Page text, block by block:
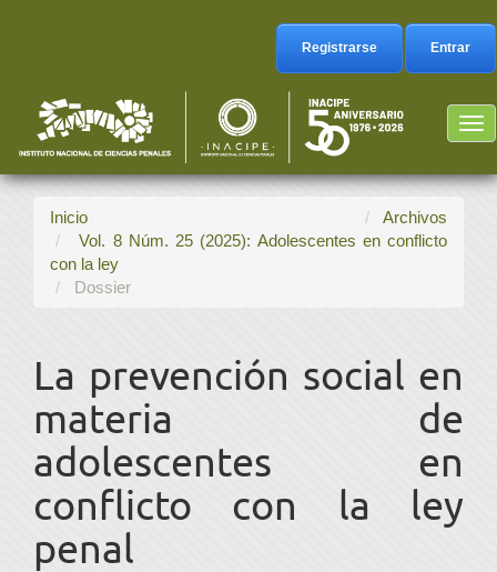
Barra
lateral
Registrarse Entrar
Inicio
Archivos
Vol. 8 Núm. 25 (2025): Adolescentes en conflicto
con la ley
Dossier
La prevención social en
materia de
adolescentes en
conflicto con la ley
penal